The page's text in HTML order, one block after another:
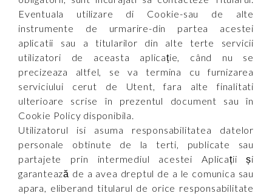
Eventuala utilizare di Cookie-sau de alte
instrumente de urmarire-din partea acestei
aplicatii sau a titularilor din alte terte servicii
utilizatori de aceasta aplicație, când nu se
precizeaza altfel, se va termina cu furnizarea
serviciului cerut de Utent, fara alte finalitati
ulterioare scrise în prezentul document sau în
Cookie Policy disponibila.
Utilizatorul isi asuma responsabilitatea datelor
personale obtinute de la terti, publicate sau
partajete prin intermediul acestei Aplicații și
garantează de a avea dreptul de a le comunica sau
apara, eliberand titularul de orice responsabilitate